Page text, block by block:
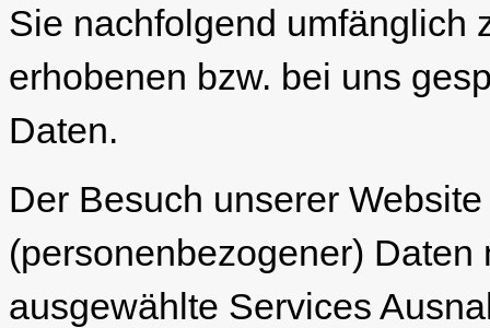
Sie nachfolgend umfänglich
erhobenen bzw. bei uns
Daten.
Der Besuch unserer
(personenbezogener)
ausgewählte Services